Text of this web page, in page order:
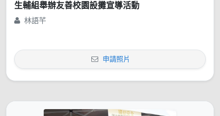
生輔組舉辦友善校園設攤宣導活動
林語芊
申請照片